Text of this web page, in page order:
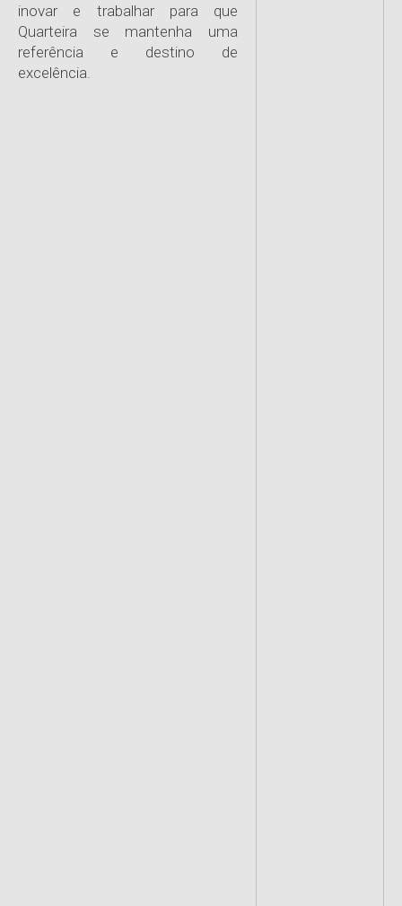
inovar e trabalhar para que
Quarteira se mantenha uma
referência e destino de
excelência.